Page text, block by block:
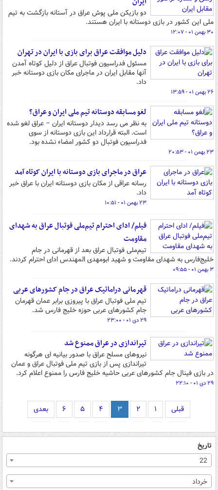
دو بازیکن ملی پوش عراق در آستانه بازگشت به تیم
ملی این کشور در بازی دوستانه با ایران هستند.
۳۰ بهمن ۰۱ - ۱۲:۰۷
دلیل موافقت عراق برای بازی با ایران در تهران
مسئول فدراسیون فوتبال عراق از دلیل کوتاه آمدن
آنها مقابل ایران در ماجرای مکان بازی دوستانه خبر
داد.
۲۶ بهمن ۰۱ - ۱۳:۵۹
لغو مسابقه دوستانه تیم ملی ایران و عراق؟
به نظر می رسد دیدار دوستانه ایران – عراق لغو شده
است. البته قرارداد این بازی دوستانه از سوی
فدراسیون فوتبال دو کشور امضاء نشده بود.
۲۳ بهمن ۰۱ - ۲۰:۵۳
عراق در ماجرای بازی دوستانه با ایران کوتاه آمد
رسانه عراقی از مکان بازی دوستانه ایران با عراق خبر
داد.
۲۳ بهمن ۰۱ - ۱۰:۵۱
فیلم/ ادای احترام تیم‌ملی فوتبال عراق به شهدای
مقاومت
تیم‌ملی فوتبال عراق بعد از قهرمانی در جام
خلیج‌فارس به شهدای مقاومت و شهید ابومهدی المهندس ادای احترام کردند.
۳ بهمن ۰۱ - ۰۹:۵۵
قهرمانی دراماتیک عراق در جام کشورهای عربی
تیم ملی فوتبال عراق با پیروزی برابر عمان قهرمان
جام کشورهای عربی حوزه خلیج فارس شد.
۲۹ دی ۰۱ - ۲۳:۰۰
تیراندازی در عراق ممنوع شد
نیروهای مسلح عراق با صدور بیانیه ای هرگونه
تیراندازی پس از بازی تیم ملی فوتبال عراق و عمان
در بازی فینال جام کشورهای عربی حاشیه خلیج فارس را ممنوع اعلام کرد.
۲۹ دی ۰۱ - ۲۲:۱۰
قبلی ۱ ۲ ۳ ۴ ۵ ۶ بعدی
تاریخ
22
خرداد